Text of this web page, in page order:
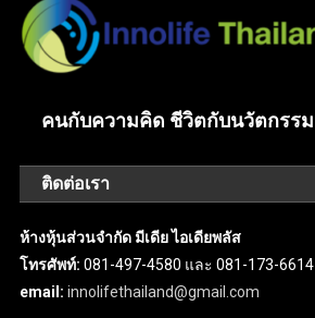
คนกับความคิด ชีวิตกับนวัตกรรม
ติดต่อเรา
ห้างหุ้นส่วนจำกัด มีเดีย ไอเดียพลัส
โทรศัพท์: 081-497-4580 และ 081-173-6614
email: innolifethailand@gmail.com